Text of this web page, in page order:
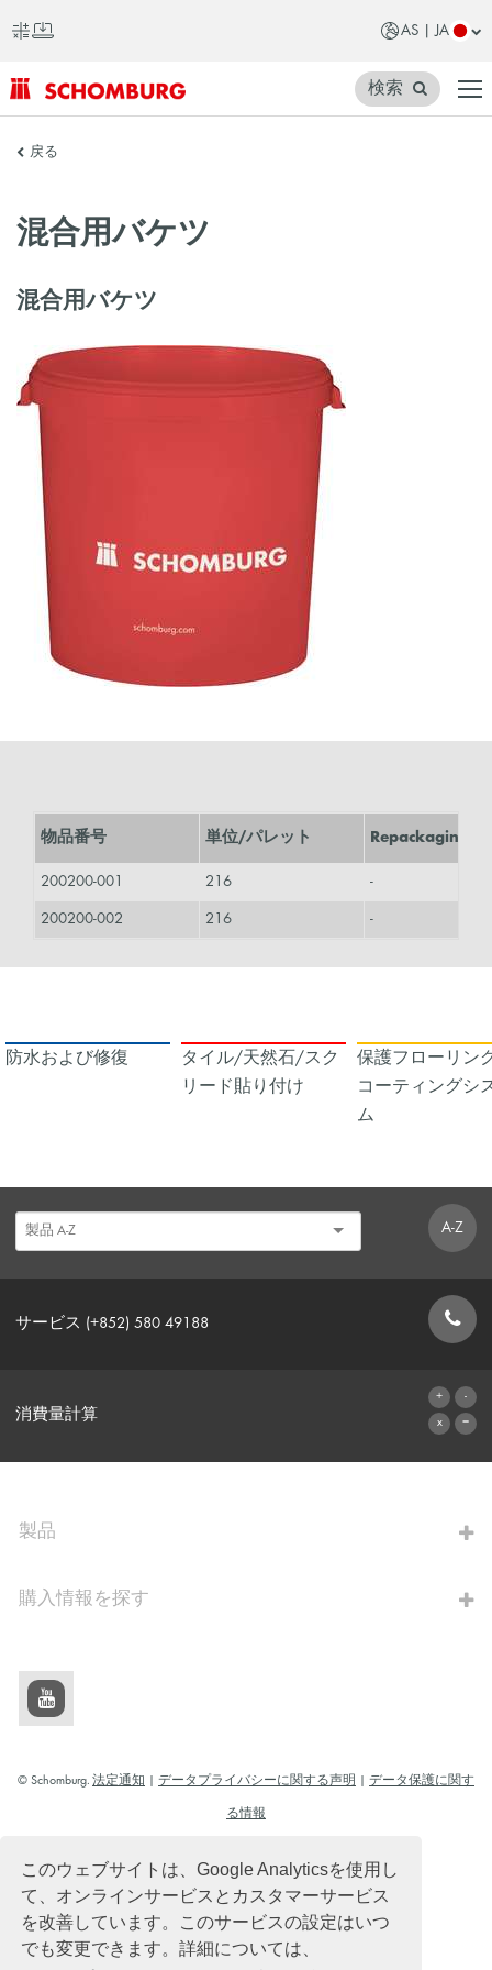
このウェブサイトは、Google Analyticsを使用し
て、オンラインサービスとカスタマーサービス
を改善しています。このサービスの設定はいつ
でも変更できます。詳細については、
AS | JA
SCHOMBURG
ジ
検索
戻る
混合用バケツ
混合用バケツ
物品番号 単位/パレット Repackaging
200200-001 216 -
200200-002 216 -
防水および修復
タイル/天然石/スク
リード貼り付け
保護フローリン
コーティングシ
ム
A-Z
サービス (+852) 580 49188
消費量計算
製品
購入情報を探す
© Schomburg. 法定通知 データプライバシーに関する声明 データ保護に関す
る情報